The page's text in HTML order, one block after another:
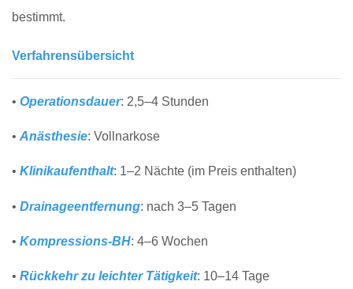
bestimmt.
Verfahrensübersicht
• Operationsdauer: 2,5–4 Stunden
• Anästhesie: Vollnarkose
• Klinikaufenthalt: 1–2 Nächte (im Preis enthalten)
• Drainageentfernung: nach 3–5 Tagen
• Kompressions‑BH: 4–6 Wochen
• Rückkehr zu leichter Tätigkeit: 10–14 Tage